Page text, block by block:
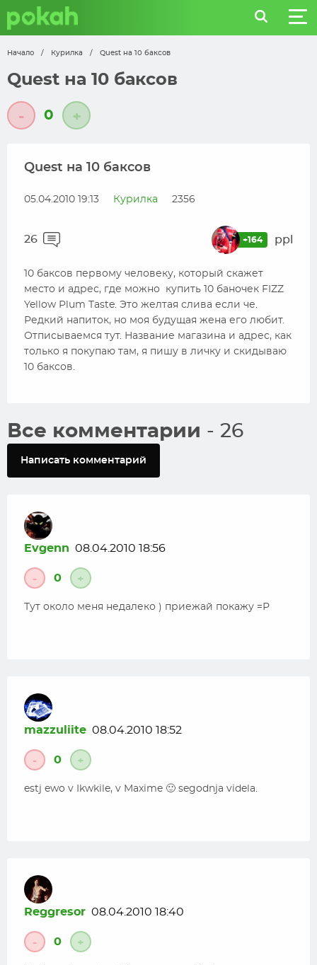
Начало / Курилка / Quest на 10 баксов
Quest на 10 баксов
- 0 +
Quest на 10 баксов
05.04.2010 19:13 Курилка 2356
26 +164 ppl
10 баксов первому человеку, который скажет
место и адрес, где можно купить 10 баночек FIZZ
Yellow Plum Taste. Это желтая слива если че.
Редкий напиток, но моя будущая жена его любит.
Отписываемся тут. Название магазина и адрес, как
только я покупаю там, я пишу в личку и скидываю
10 баксов.
Все комментарии - 26
Написать комментарий
Evgenn 08.04.2010 18:56
- 0 +
Тут около меня недалеко ) приежай покажу =Р
mazzuliite 08.04.2010 18:52
- 0 +
estj ewo v Ikwkile, v Maxime 🙂 segodnja videla.
Reggresor 08.04.2010 18:40
- 0 +